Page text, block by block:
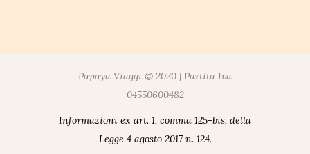
Papaya Viaggi © 2020 | Partita Iva
04550600482
Informazioni ex art. 1, comma 125-bis, della
Legge 4 agosto 2017 n. 124.